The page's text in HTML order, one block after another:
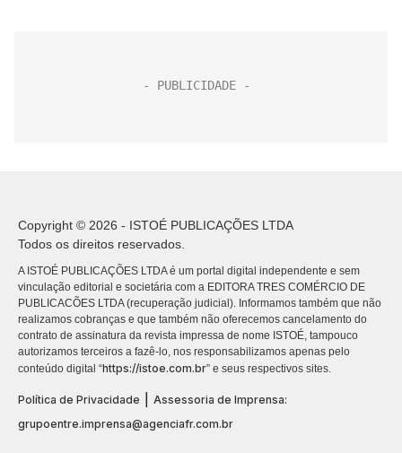
Copyright © 2026 - ISTOÉ PUBLICAÇÕES LTDA
Todos os direitos reservados.
A ISTOÉ PUBLICAÇÕES LTDA é um portal digital independente e sem
vinculação editorial e societária com a EDITORA TRES COMÉRCIO DE
PUBLICACÕES LTDA (recuperação judicial). Informamos também que não
realizamos cobranças e que também não oferecemos cancelamento do
contrato de assinatura da revista impressa de nome ISTOÉ, tampouco
autorizamos terceiros a fazê-lo, nos responsabilizamos apenas pelo
conteúdo digital “https://istoe.com.br” e seus respectivos sites.
Política de Privacidade
Assessoria de Imprensa:
grupoentre.imprensa@agenciafr.com.br